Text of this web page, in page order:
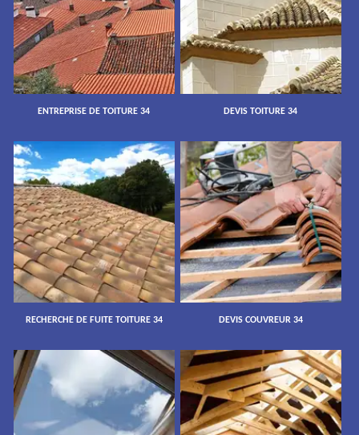
ENTREPRISE DE TOITURE 34 DEVIS TOITURE 34
RECHERCHE DE FUITE TOITURE 34 DEVIS COUVREUR 34